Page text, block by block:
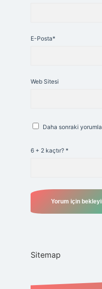
E-Posta*
Web Sitesi
Daha sonraki
6 + 2 kaçtır? *
Sitemap